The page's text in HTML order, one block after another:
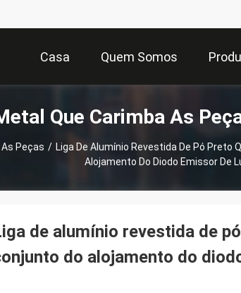
Casa Quem Somos
Que Carimba As
Peças / Liga De Alumínio Revestida De Pó Preto
Alojamento Do Diodo Emissor De
de alumínio revestida de
do alojamento do